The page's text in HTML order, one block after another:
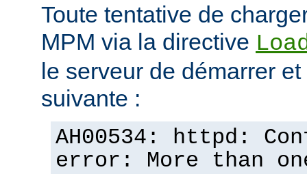
Toute tentative de
MPM via la directive
le serveur de démarrer
suivante :
AH00534: httpd:
error: More than